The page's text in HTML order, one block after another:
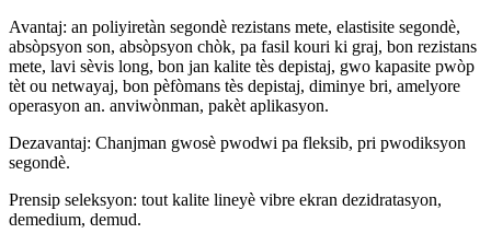
Avantaj: an poliyiretàn segondè rezistans mete, elastisite segondè,
absòpsyon son, absòpsyon chòk, pa fasil kouri ki graj, bon rezistans
mete, lavi sèvis long, bon jan kalite tès depistaj, gwo kapasite pwòp
tèt ou netwayaj, bon pèfòmans tès depistaj, diminye bri, amelyore
operasyon an. anviwònman, pakèt aplikasyon.
Dezavantaj: Chanjman gwosè pwodwi pa fleksib, pri pwodiksyon
segondè.
Prensip seleksyon: tout kalite lineyè vibre ekran dezidratasyon,
demedium, demud.